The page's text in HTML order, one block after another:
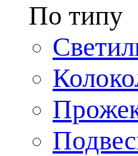
По типу